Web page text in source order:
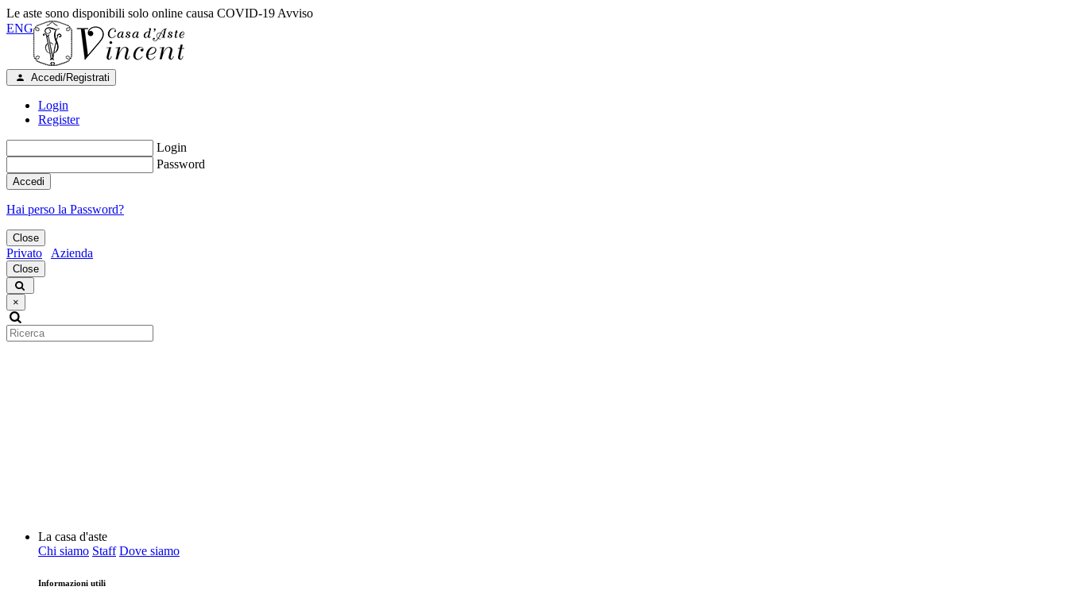
Le aste sono disponibili solo online causa COVID-19 Avviso
ENG
Accedi/Registrati
Login
Register
Login
Password
Accedi
Hai perso la Password?
Close
Privato Azienda
Close
×
La casa d'aste
Chi siamo Staff Dove siamo
Informazioni utili